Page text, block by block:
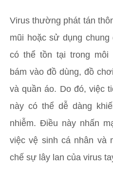
Virus thường phát tán
mũi hoặc sử dụng
có thể tồn tại trong môi
bám vào đồ dùng, đồ
và quần áo. Do đó, việc
này có thể dễ dàng
nhiễm. Điều này nhấn
việc vệ sinh cá nhân và
chế sự lây lan của virus